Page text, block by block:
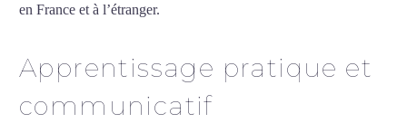
en France et à l’étranger.
Apprentissage pratique et
communicatif